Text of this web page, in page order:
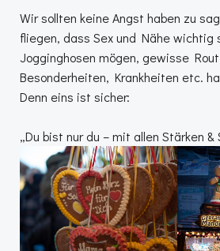
Wir sollten keine Angst haben zu
fliegen, dass Sex und Nähe wichtig
Jogginghosen mögen, gewisse
Besonderheiten, Krankheiten etc.
Denn eins ist sicher:
„Du bist nur du – mit allen Stärken &